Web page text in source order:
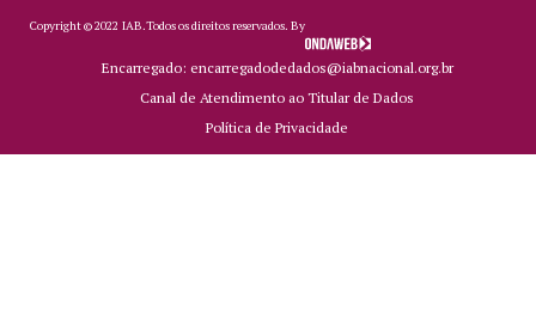
Copyright ©2022 IAB.Todos os direitos reservados. By
Encarregado: encarregadodedados@iabnacional.org.br
Canal de Atendimento ao Titular de Dados
Política de Privacidade